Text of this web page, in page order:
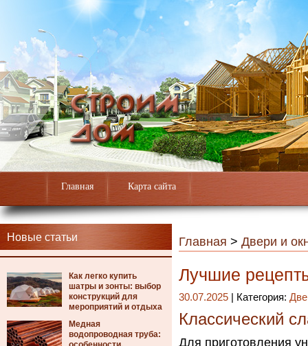
Главная Карта сайта
Новые статьи
Как легко купить
шатры и зонты: выбор
конструкций для
мероприятий и отдыха
Медная
водопроводная труба:
Главная > Двери и
Лучшие
30.07.2025 | Категория:
Классический
Для приготовления